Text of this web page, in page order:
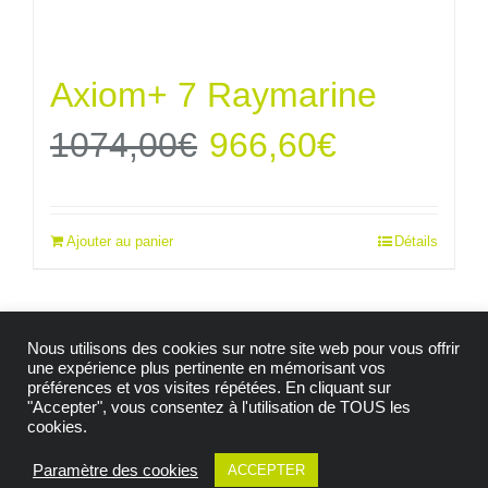
Axiom+ 7 Raymarine
1074,00€ Le
était :
1074,00€.
966,60€Le
actuel
est :
966,60€.
Ajouter au panier Détails
© Copyright 2009 -2026| Tous droits réservés |
Mention Légales
Politique de cookies
Conditions générales de vente
Nous utilisons des cookies sur notre site web pour vous offrir
une expérience plus pertinente en mémorisant vos
préférences et vos visites répétées. En cliquant sur
"Accepter", vous consentez à l'utilisation de TOUS les
cookies.
Paramètre des cookies ACCEPTER